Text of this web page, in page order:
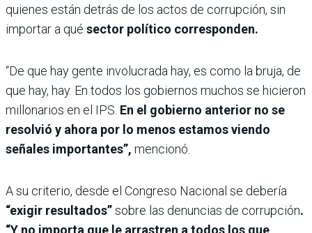
quienes están detrás de los actos de corrupción, sin
importar a qué sector político corresponden.
“De que hay gente involucrada hay, es como la bruja, de
que hay, hay. En todos los gobiernos muchos se hicieron
millonarios en el IPS. En el gobierno anterior no se
resolvió y ahora por lo menos estamos viendo
señales importantes”, mencionó.
A su criterio, desde el Congreso Nacional se debería
“exigir resultados”sobre las denuncias de corrupción.
“Y no importa que le arrastren a todos los que